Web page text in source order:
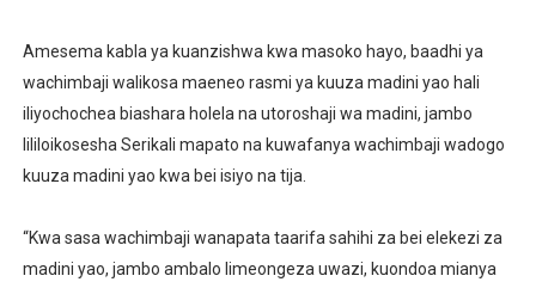
Amesema kabla ya kuanzishwa kwa masoko hayo, baadhi ya
wachimbaji walikosa maeneo rasmi ya kuuza madini yao hali
iliyochochea biashara holela na utoroshaji wa madini, jambo
lililoikosesha Serikali mapato na kuwafanya wachimbaji wadogo
kuuza madini yao kwa bei isiyo na tija.
“Kwa sasa wachimbaji wanapata taarifa sahihi za bei elekezi za
madini yao, jambo ambalo limeongeza uwazi, kuondoa mianya